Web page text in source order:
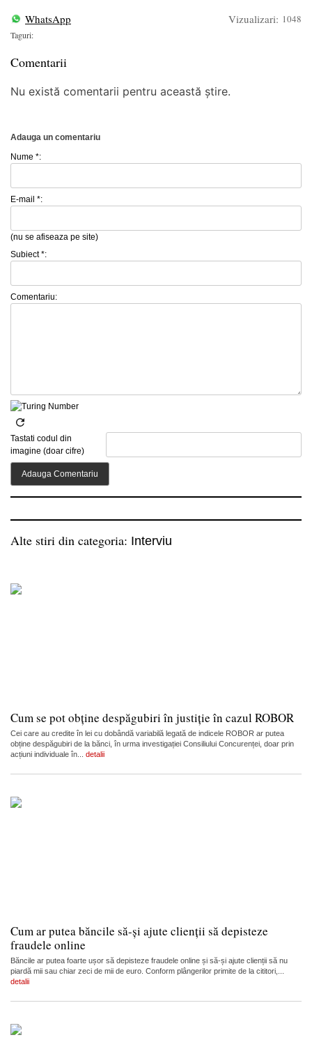
WhatsApp
Vizualizari: 1048
Taguri:
Comentarii
Nu există comentarii pentru această știre.
Adauga un comentariu
Nume *:
E-mail *:
(nu se afiseaza pe site)
Subiect *:
Comentariu:
Tastati codul din
imagine (doar cifre)
Alte stiri din categoria: Interviu
Cum se pot obține despăgubiri în justiție în cazul ROBOR
Cei care au credite în lei cu dobândă variabilă legată de indicele ROBOR ar putea
obține despăgubiri de la bănci, în urma investigației Consiliului Concurenței, doar prin
acțiuni individuale în... detalii
Cum ar putea băncile să-și ajute clienții să depisteze
fraudele online
Băncile ar putea foarte ușor să depisteze fraudele online și să-și ajute clienții să nu
piardă mii sau chiar zeci de mii de euro. Conform plângerilor primite de la cititori,...
detalii